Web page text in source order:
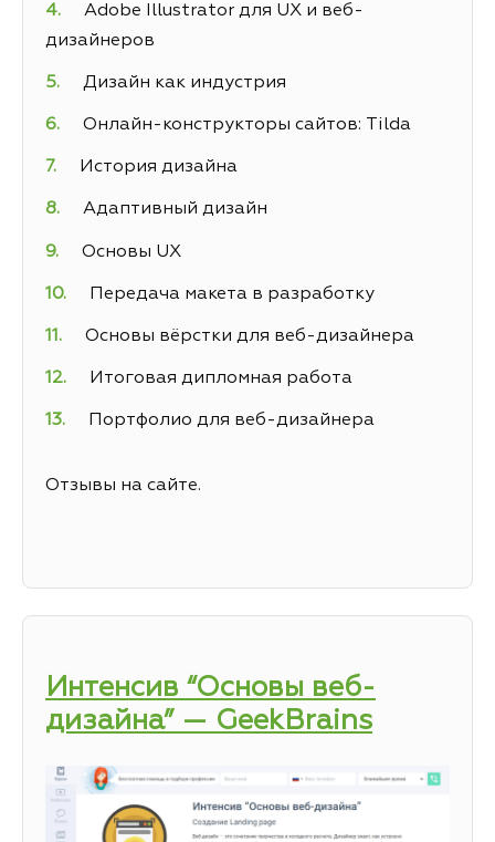
Adobe Illustrator для UX и веб-
дизайнеров
Дизайн как индустрия
Онлайн-конструкторы сайтов: Tilda
История дизайна
Адаптивный дизайн
Основы UX
Передача макета в разработку
Основы вёрстки для веб-дизайнера
Итоговая дипломная работа
Портфолио для веб-дизайнера
Отзывы на сайте.
Интенсив “Основы веб-
дизайна” — GeekBrains